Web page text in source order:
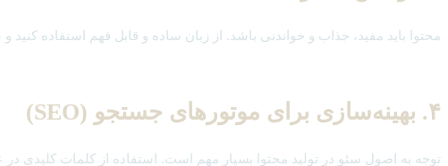
محتوا باید مفید، جذاب و خواندنی باشد. از زبان ساده و قابل فهم استفاده
۴. بهینه‌سازی برای موتورهای جستجو (SEO)
توجه به اصول سئو در تولید محتوا بسیار مهم است. استفاده از کلمات کلیدی